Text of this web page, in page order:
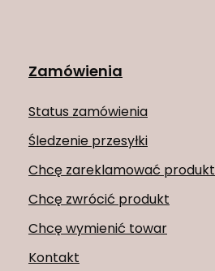
Zamówienia
Status zamówienia
Śledzenie przesyłki
Chcę zareklamować produkt
Chcę zwrócić produkt
Chcę wymienić towar
Kontakt